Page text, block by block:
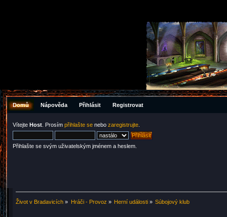
Domů Nápověda Přihlásit Registrovat
Vítejte Host . Prosím přihlašte se nebo zaregistrujte
Přihlašte se svým uživatelským jménem a heslem.
Život v Bradavicích » Hráči - Provoz » Herní události» Súbojový klub